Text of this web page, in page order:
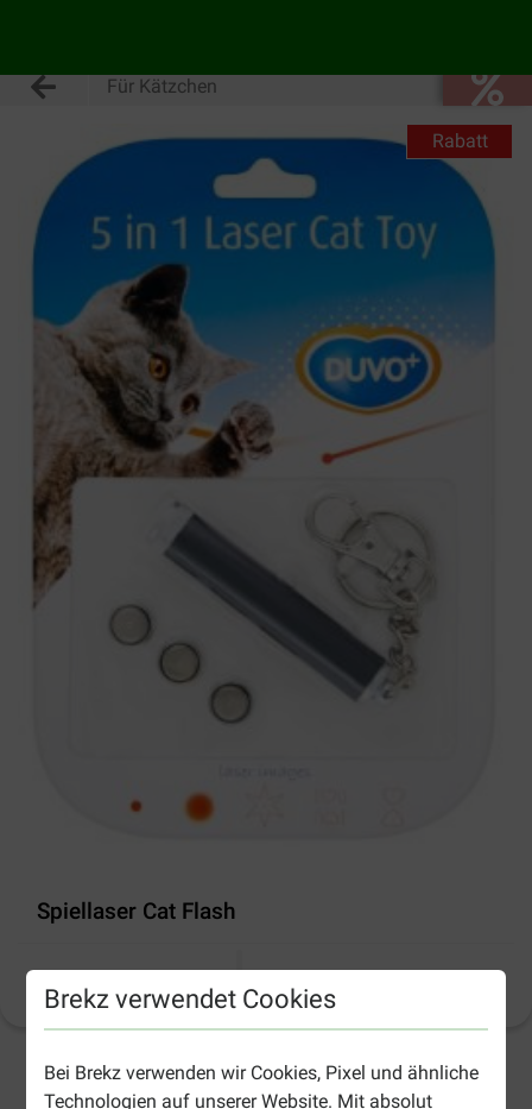
Brekz verwendet Cookies
Bei Brekz verwenden wir Cookies, Pixel und ähnliche
Technologien auf unserer Website. Mit absolut
Für Kätzchen
Rabatt
Spiellaser Cat Flash
2-4 Arbeitstage, sofern nicht anders angegeben